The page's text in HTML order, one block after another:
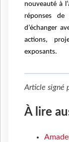
nouveauté à
réponses
d’échanger
actions,
exposants.
Article signé
À lire